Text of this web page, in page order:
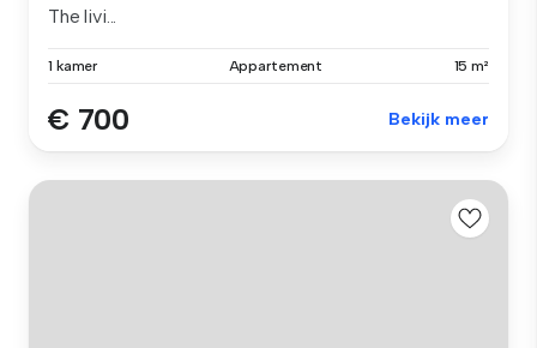
The livi...
1 kamer Appartement 15 m²
€ 700 Bekijk meer